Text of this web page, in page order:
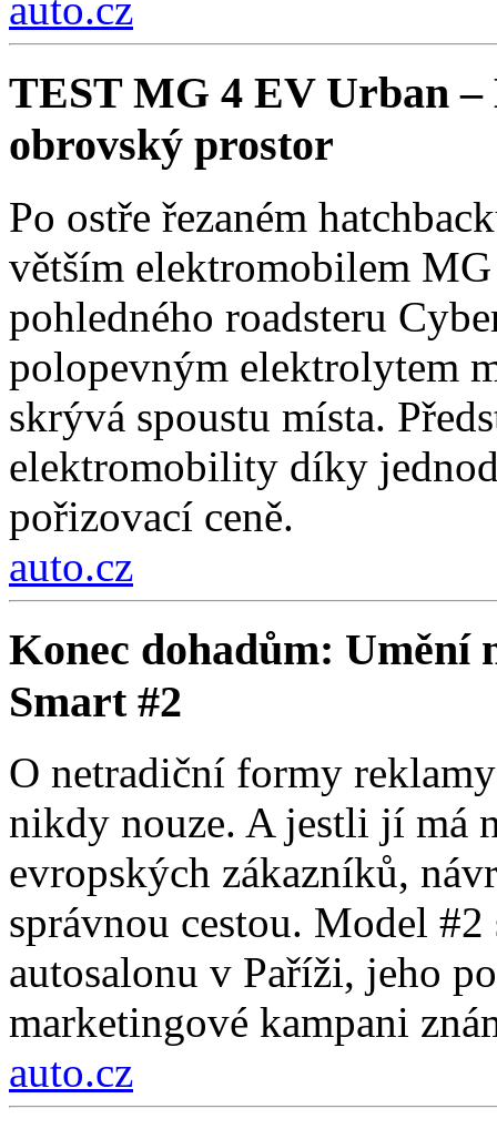
auto.cz
TEST MG 4 EV Urban
obrovský prostor
Po ostře řezaném
větším elektromobilem
pohledného roadsteru
polopevným elektrolytem
skrývá spoustu místa.
elektromobility díky
pořizovací ceně.
auto.cz
Konec dohadům: Umění
Smart #2
O netradiční formy
nikdy nouze. A jestli jí má
evropských zákazníků,
správnou cestou. Model
autosalonu v Paříži, jeho
marketingové kampani
auto.cz